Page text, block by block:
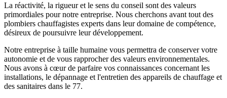
La réactivité, la rigueur et le sens du conseil sont des valeurs
primordiales pour notre entreprise. Nous cherchons avant tout des
plombiers chauffagistes experts dans leur domaine de compétence,
désireux de poursuivre leur développement.
Notre entreprise à taille humaine vous permettra de conserver votre
autonomie et de vous rapprocher des valeurs environnementales.
Nous avons à cœur de parfaire vos connaissances concernant les
installations, le dépannage et l'entretien des appareils de chauffage et
des sanitaires dans le 77.